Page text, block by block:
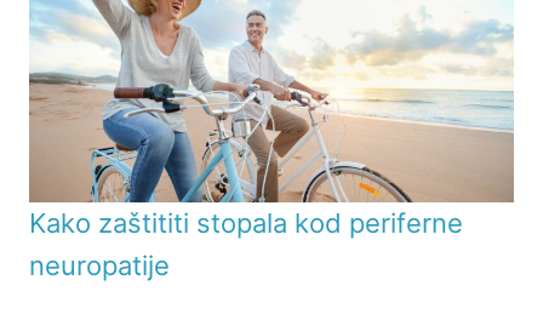
Kako zaštititi stopala kod periferne
neuropatije